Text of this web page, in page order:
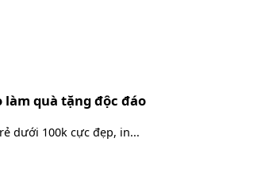
làm quà tặng độc đáo
dưới 100k cực đẹp, in...